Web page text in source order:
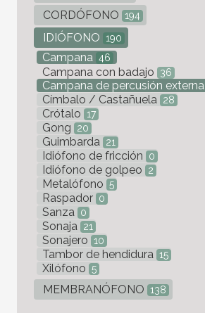
CORDÓFONO 194
IDIÓFONO 190
Campana 46
Campana con badajo 36
Campana de percusión externa
Címbalo / Castañuela 28
Crótalo 17
Gong 20
Guimbarda 21
Idiófono de fricción 0
Idiófono de golpeo 2
Metalófono 5
Raspador 0
Sanza 0
Sonaja 21
Sonajero 10
Tambor de hendidura 15
Xilófono 5
MEMBRANÓFONO 138